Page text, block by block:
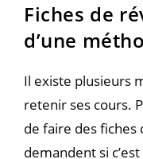
Fiches de
d’une
Il existe plusieurs
retenir ses cours.
de faire des fiches
demandent si